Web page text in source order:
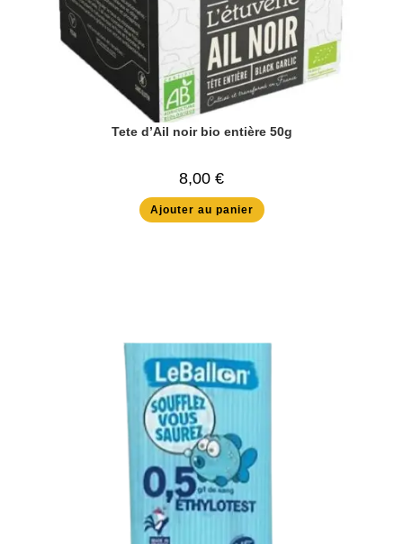
Tete d’Ail noir bio entière 50g
8,00 €
Ajouter au panier